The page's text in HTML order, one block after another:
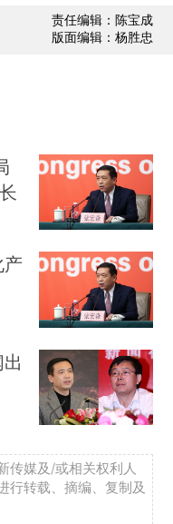
责任编辑：陈宝成
版面编辑：杨胜忠
产
传媒及/或相关权利人
行转载、摘编、复制及